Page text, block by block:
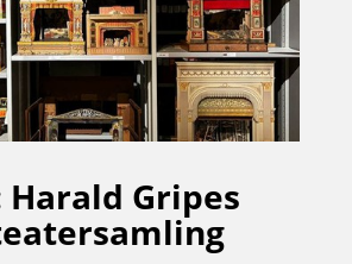
Harald Gripes